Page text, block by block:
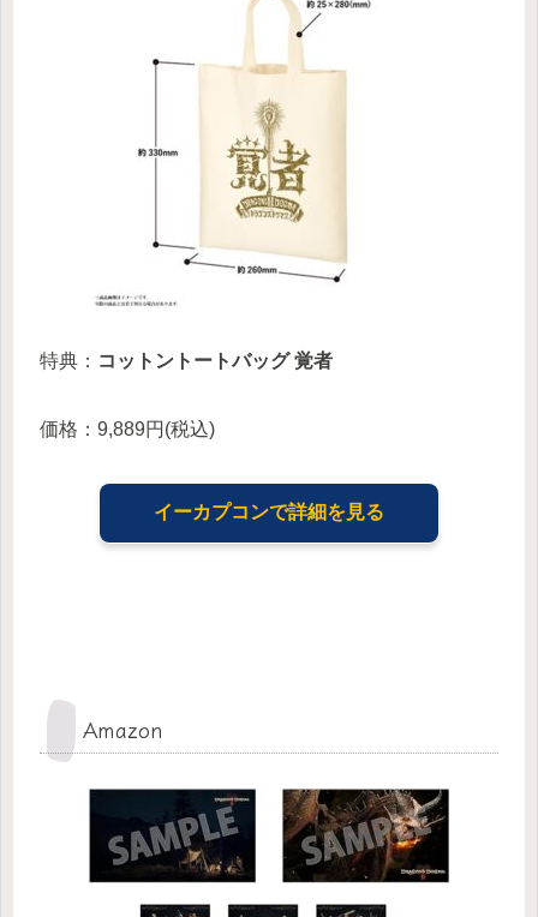
特典： コットントートバッグ 覚者
価格：9,889円(税込)
イーカプコンで詳細を見る
Amazon